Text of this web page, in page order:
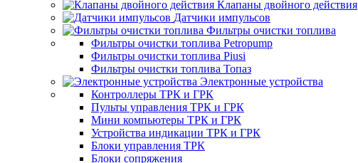
Клапаны двойного действия
Датчики импульсов
Фильтры очистки топлива
Фильтры очистки топлива Petropump
Фильтры очистки топлива Piusi
Фильтры очистки топлива Топаз
Электронные устройства
Контроллеры ТРК и ГРК
Пульты управления ТРК и ГРК
Мини компьютеры ТРК и ГРК
Устройства индикации ТРК и ГРК
Блоки управления ТРК
Блоки сопряжения